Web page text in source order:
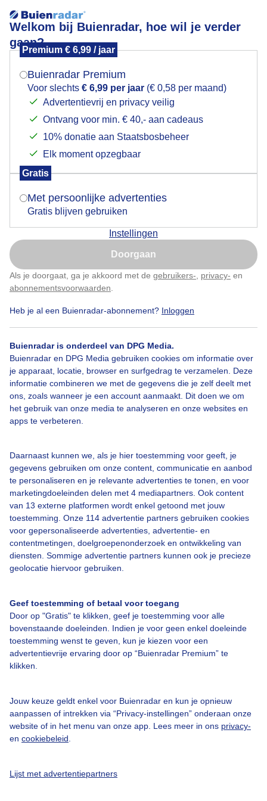
Welkom bij Buienradar, hoe wil je verder
gaan?
Premium € 6,99 / jaar
Buienradar Premium
Voor slechts € 6,99 per jaar (€ 0,58 per maand)
Advertentievrij en privacy veilig
Ontvang voor min. € 40,- aan cadeaus
10% donatie aan Staatsbosbeheer
Elk moment opzegbaar
Gratis
Met persoonlijke advertenties
Gratis blijven gebruiken
Instellingen
Doorgaan
Als je doorgaat, ga je akkoord met de gebruikers- privacy- en
abonnementsvoorwaarden
Heb je al een Buienradar-abonnement? Inloggen
Buienradar is onderdeel van DPG Media.
Buienradar en DPG Media gebruiken cookies om informatie over
je apparaat, locatie, browser en surfgedrag te verzamelen. Deze
informatie combineren we met de gegevens die je zelf deelt met
ons, zoals wanneer je een account aanmaakt. Dit doen we om
het gebruik van onze media te analyseren en onze websites en
apps te verbeteren.
Daarnaast kunnen we, als je hier toestemming voor geeft, je
gegevens gebruiken om onze content, communicatie en aanbod
te personaliseren en je relevante advertenties te tonen, en voor
marketingdoeleinden delen met 4 mediapartners. Ook content
van 13 externe platformen wordt enkel getoond met jouw
toestemming. Onze 114 advertentie partners gebruiken cookies
voor gepersonaliseerde advertenties, advertentie- en
contentmetingen, doelgroepenonderzoek en ontwikkeling van
diensten. Sommige advertentie partners kunnen ook je precieze
geolocatie hiervoor gebruiken.
Geef toestemming of betaal voor toegang
Door op "Gratis" te klikken, geef je toestemming voor alle
bovenstaande doeleinden. Indien je voor geen enkel doeleinde
toestemming wenst te geven, kun je kiezen voor een
advertentievrije ervaring door op “Buienradar Premium” te
klikken.
Jouw keuze geldt enkel voor Buienradar en kun je opnieuw
aanpassen of intrekken via “Privacy-instellingen” onderaan onze
website of in het menu van onze app. Lees meer in ons privacy-
en cookiebeleid
Lijst met advertentiepartners
Opklaringen versus donkere wolken
Door: Gerard Boukes
Bekijk slideshow
Over Buienradar
Bedrijfsgegevens
Veelgestelde vragen
Toegankelijkheid
Gebruikersvoorwaarden
Adverteren
Cookie beleid
Privacy instellingen
Mogen we je locatie gebruiken voor het
Indien je hier nog geen akkoord op hebt gegeven,
verschijnt er zo een pop-up uit je browser waarin
Is goed, toon de popup
Nu niet, misschien later
Klik hierom dit aan te passen